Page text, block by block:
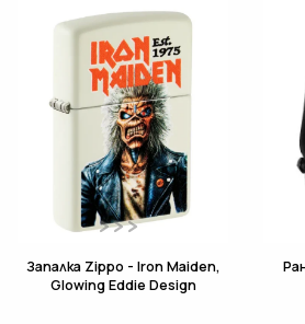
Запалка Zippo - Iron Maiden,
Glowing Eddie Design